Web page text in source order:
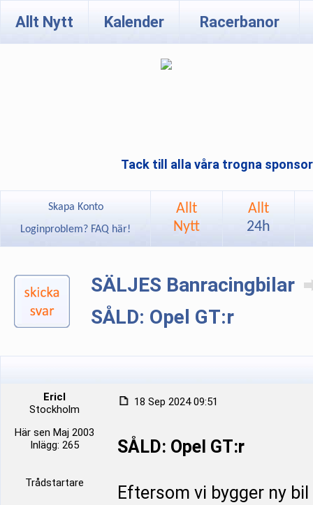
Allt Nytt Kalender Racerbanor
Tack till alla våra trogna
Skapa Konto
Loginproblem? FAQ här!
Allt
Nytt
Allt
24h
SÄLJES Banracingbilar
SÅLD: Opel GT:r
Ericl
Stockholm
Här sen Maj 2003
Inlägg: 265
Trådstartare
18 Sep 2024 09:51
SÅLD: Opel GT:r
Eftersom vi bygger ny